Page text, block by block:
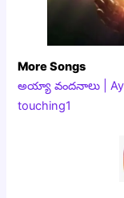
More Songs
అయ్యా వందనాలు |
touching1